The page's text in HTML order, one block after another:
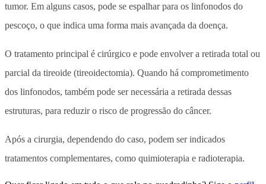
tumor. Em alguns casos, pode se espalhar para os linfonodos do
pescoço, o que indica uma forma mais avançada da doença.
O tratamento principal é cirúrgico e pode envolver a retirada total ou
parcial da tireoide (tireoidectomia). Quando há comprometimento
dos linfonodos, também pode ser necessária a retirada dessas
estruturas, para reduzir o risco de progressão do câncer.
Após a cirurgia, dependendo do caso, podem ser indicados
tratamentos complementares, como quimioterapia e radioterapia.